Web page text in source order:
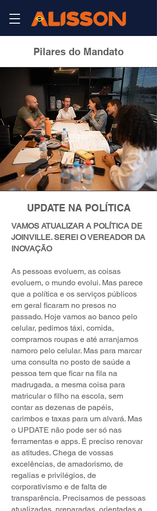
Pilares do Mandato
UPDATE NA POLÍTICA
VAMOS ATUALIZAR A POLÍTICA DE
JOINVILLE. SEREI O VEREADOR DA
INOVAÇÃO
As pessoas evoluem, as coisas
evoluem, o mundo evolui. Mas parece
que a política e os serviços públicos
em geral ficaram no presos no
passado. Hoje vamos ao banco pelo
celular, pedimos táxi, comida,
compramos roupas e até arranjamos
namoro pelo celular. Mas para marcar
uma consulta no posto de saúde a
pessoa tem que ficar na fila na
madrugada, a mesma coisa para
matricular o filho na escola, sem
contar as dezenas de papéis,
carimbos e taxas para um alvará. Mas
o UPDATE não pode ser só nas
ferramentas e apps. É preciso renovar
as atitudes. Chega de vossas
excelências, de amadorismo, de
regalias e privilégios, de
corporativismo e de falta de
transparência. Precisamos de pessoas